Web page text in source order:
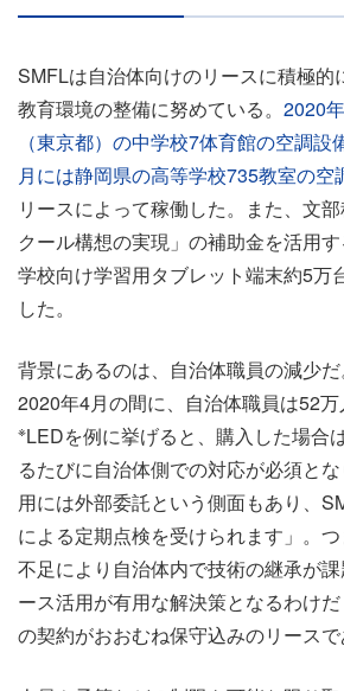
SMFLは自治体向けのリースに積極的
教育環境の整備に努めている。 2020
（東京都）の中学校7体育館の空調設
月には静岡県の高等学校735教室の空
リースによって稼働した。また、文
クール構想の実現」の補助金を活用
学校向け学習用タブレット端末約5万
した。
背景にあるのは、自治体職員の減少
2020年4月の間に、自治体職員は52万
※LEDを例に挙げると、購入した場合
るたびに自治体側での対応が必須と
用には外部委託という側面もあり、
による定期点検を受けられます」。
不足により自治体内で技術の継承が
ース活用が有用な解決策となるわけ
の契約がおおむね保守込みのリースで